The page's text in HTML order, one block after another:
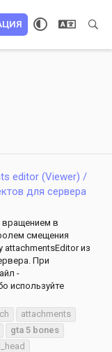
editor (Viewer) /
для сервера
вращением в
смещения
attachmentsEditor из
При
-
используйте
attachments
gta 5 bones